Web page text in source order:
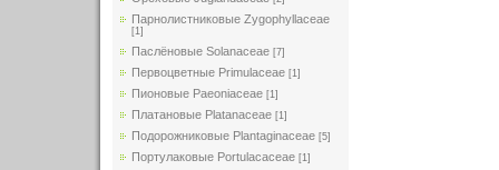
Парнолистниковые Zygophyllaceae
[1]
Паслёновые Solanaceae [7]
Первоцветные Primulaceae [1]
Пионовые Paeoniaceae [1]
Платановые Platanaceae [1]
Подорожниковые Plantaginaceae [5]
Портулаковые Portulacaceae [1]